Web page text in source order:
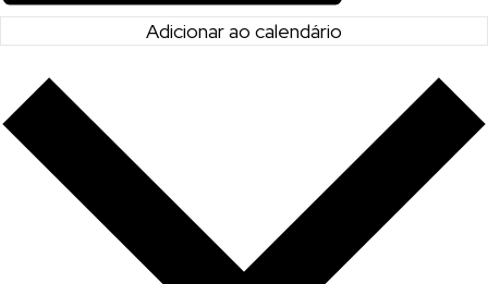
Adicionar ao calendário